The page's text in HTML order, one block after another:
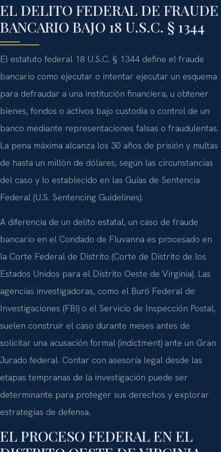
EL DELITO FEDERAL DE FRAUDE
BANCARIO BAJO 18 U.S.C. § 1344
El estatuto federal 18 U.S.C. § 1344 define el fraude
bancario como ejecutar o intentar ejecutar un esquema
para defraudar a una institución financiera, u obtener
bienes, fondos o activos bajo custodia o control de un
banco mediante representaciones falsas o fraudulentas.
La pena máxima alcanza los 30 años de prisión y multas
de hasta un millón de dólares, según las circunstancias
del caso y lo establecido en las Guías de Sentencia
Federal (U.S. Sentencing Guidelines).
A diferencia de un delito estatal, un caso de fraude
bancario en el Condado de Fluvanna es procesado en
la Corte Federal de Distrito (Corte de Distrito de los
Estados Unidos para el Distrito Oeste de Virginia). Las
agencias investigadoras, como el Buró Federal de
Investigaciones (FBI) o el Servicio de Inspección Postal,
suelen construir el caso durante meses antes de
solicitar una acusación formal (indictment) ante un Gran
Jurado federal. Contar con asesoría legal desde las
etapas tempranas de la investigación puede ser
determinante para proteger sus derechos y explorar
estrategias de defensa.
EL PROCESO FEDERAL EN EL